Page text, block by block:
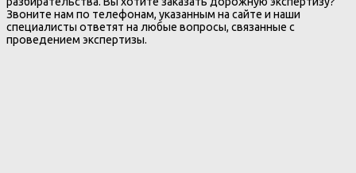
Звоните нам по телефонам, указанным на сайте и наши
специалисты ответят на любые вопросы, связанные с
проведением экспертизы.